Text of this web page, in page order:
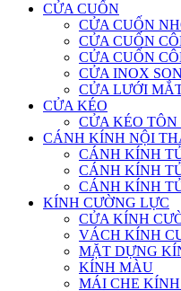
CỬA CUỐN
CỬA CUỐN
CỬA CUỐN
CỬA CUỐN
CỬA INOX
CỬA LƯỚI
CỬA KÉO
CỬA KÉO
CÁNH KÍNH NỘI
CÁNH KÍNH
CÁNH KÍNH
CÁNH KÍNH
KÍNH CƯỜNG LỰC
CỬA KÍNH
VÁCH KÍNH
MẶT DỰNG
KÍNH MÀU
MÁI CHE